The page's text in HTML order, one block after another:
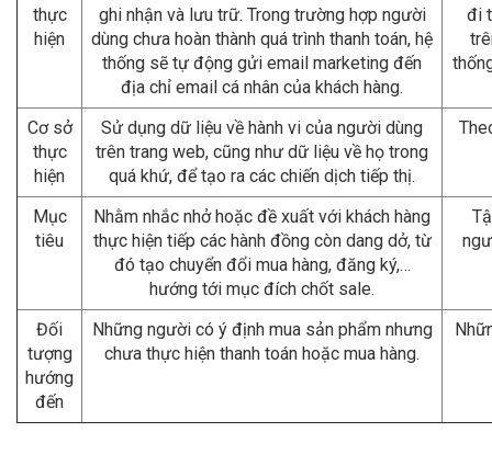
thực
hiện
ghi nhận và lưu trữ. Trong trường hợp người
dùng chưa hoàn thành quá trình thanh toán, hệ
thống sẽ tự động gửi email marketing đến
địa chỉ email cá nhân của khách hàng.
đi
Cơ sở
thực
hiện
Sử dụng dữ liệu về hành vi của người dùng
trên trang web, cũng như dữ liệu về họ trong
quá khứ, để tạo ra các chiến dịch tiếp thị.
Mục
tiêu
Nhằm nhắc nhở hoặc đề xuất với khách hàng
thực hiện tiếp các hành đồng còn dang dở, từ
đó tạo chuyển đổi mua hàng, đăng ký,…
hướng tới mục đích chốt sale.
Đối
tượng
hướng
đến
Những người có ý định mua sản phẩm nhưng
chưa thực hiện thanh toán hoặc mua hàng.